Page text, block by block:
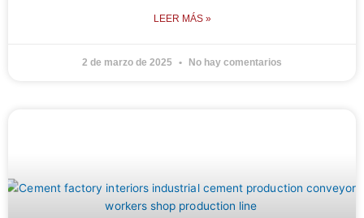
LEER MÁS »
2 de marzo de 2025 No hay comentarios